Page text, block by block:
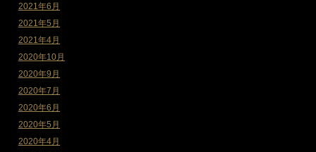
2021年6月
2021年5月
2021年4月
2020年10月
2020年9月
2020年7月
2020年6月
2020年5月
2020年4月